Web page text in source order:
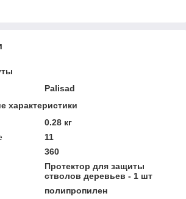
Palisad
характеристики
0.28 кг
11
360
Протектор для защиты
стволов деревьев - 1 шт
полипропилен